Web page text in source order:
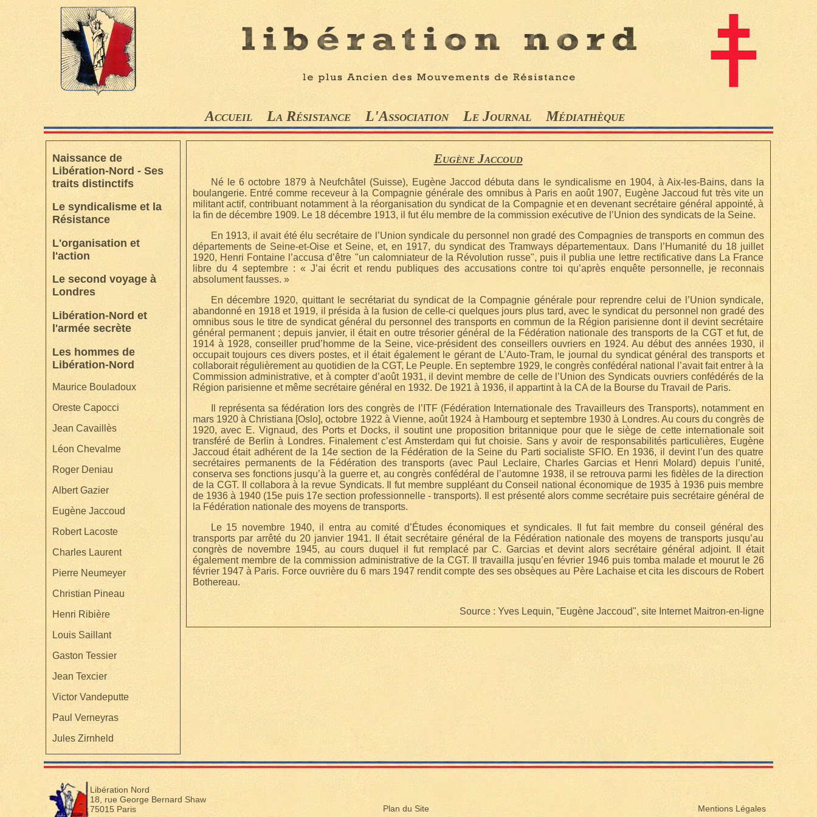
Accueil La Résistance L'Association Le Journal Médiathèque
Naissance de
Libération-Nord - Ses
traits distinctifs
Le syndicalisme et la
Résistance
L'organisation et
l'action
Le second voyage à
Londres
Libération-Nord et
l'armée secrète
Les hommes de
Libération-Nord
Maurice Bouladoux
Oreste Capocci
Jean Cavaillès
Léon Chevalme
Roger Deniau
Albert Gazier
Eugène Jaccoud
Robert Lacoste
Charles Laurent
Pierre Neumeyer
Christian Pineau
Henri Ribière
Louis Saillant
Gaston Tessier
Jean Texcier
Victor Vandeputte
Paul Verneyras
Jules Zirnheld
Eugène Jaccoud
Né le 6 octobre 1879 à Neufchâtel (Suisse), Eugène Jaccod débuta dans le syndicalisme en 1904, à Aix-les-Bains, dans la
boulangerie. Entré comme receveur à la Compagnie générale des omnibus à Paris en août 1907, Eugène Jaccoud fut très vite un
militant actif, contribuant notamment à la réorganisation du syndicat de la Compagnie et en devenant secrétaire général appointé, à
la fin de décembre 1909. Le 18 décembre 1913, il fut élu membre de la commission exécutive de l’Union des syndicats de la Seine.
En 1913, il avait été élu secrétaire de l’Union syndicale du personnel non gradé des Compagnies de transports en commun des
départements de Seine-et-Oise et Seine, et, en 1917, du syndicat des Tramways départementaux. Dans l’Humanité du 18 juillet
1920, Henri Fontaine l’accusa d’être "un calomniateur de la Révolution russe", puis il publia une lettre rectificative dans La France
libre du 4 septembre : « J’ai écrit et rendu publiques des accusations contre toi qu’après enquête personnelle, je reconnais
absolument fausses. »
En décembre 1920, quittant le secrétariat du syndicat de la Compagnie générale pour reprendre celui de l’Union syndicale,
abandonné en 1918 et 1919, il présida à la fusion de celle-ci quelques jours plus tard, avec le syndicat du personnel non gradé des
omnibus sous le titre de syndicat général du personnel des transports en commun de la Région parisienne dont il devint secrétaire
général permanent ; depuis janvier, il était en outre trésorier général de la Fédération nationale des transports de la CGT et fut, de
1914 à 1928, conseiller prud’homme de la Seine, vice-président des conseillers ouvriers en 1924. Au début des années 1930, il
occupait toujours ces divers postes, et il était également le gérant de L’Auto-Tram, le journal du syndicat général des transports et
collaborait régulièrement au quotidien de la CGT, Le Peuple. En septembre 1929, le congrès confédéral national l’avait fait entrer à la
Commission administrative, et à compter d’août 1931, il devint membre de celle de l’Union des Syndicats ouvriers confédérés de la
Région parisienne et même secrétaire général en 1932. De 1921 à 1936, il appartint à la CA de la Bourse du Travail de Paris.
Il représenta sa fédération lors des congrès de l’ITF (Fédération Internationale des Travailleurs des Transports), notamment en
mars 1920 à Christiana [Oslo], octobre 1922 à Vienne, août 1924 à Hambourg et septembre 1930 à Londres. Au cours du congrès de
1920, avec E. Vignaud, des Ports et Docks, il soutint une proposition britannique pour que le siège de cette internationale soit
transféré de Berlin à Londres. Finalement c’est Amsterdam qui fut choisie. Sans y avoir de responsabilités particulières, Eugène
Jaccoud était adhérent de la 14e section de la Fédération de la Seine du Parti socialiste SFIO. En 1936, il devint l’un des quatre
secrétaires permanents de la Fédération des transports (avec Paul Leclaire, Charles Garcias et Henri Molard) depuis l’unité,
conserva ses fonctions jusqu’à la guerre et, au congrès confédéral de l’automne 1938, il se retrouva parmi les fidèles de la direction
de la CGT. Il collabora à la revue Syndicats. Il fut membre suppléant du Conseil national économique de 1935 à 1936 puis membre
de 1936 à 1940 (15e puis 17e section professionnelle - transports). Il est présenté alors comme secrétaire puis secrétaire général de
la Fédération nationale des moyens de transports.
Le 15 novembre 1940, il entra au comité d’Études économiques et syndicales. Il fut fait membre du conseil général des
transports par arrêté du 20 janvier 1941. Il était secrétaire général de la Fédération nationale des moyens de transports jusqu’au
congrès de novembre 1945, au cours duquel il fut remplacé par C. Garcias et devint alors secrétaire général adjoint. Il était
également membre de la commission administrative de la CGT. Il travailla jusqu’en février 1946 puis tomba malade et mourut le 26
février 1947 à Paris. Force ouvrière du 6 mars 1947 rendit compte des ses obsèques au Père Lachaise et cita les discours de Robert
Bothereau.
Source : Yves Lequin, "Eugène Jaccoud", site Internet Maitron-en-ligne
Libération Nord
18, rue George Bernard Shaw
75015 Paris
Plan du Site Mentions Légales